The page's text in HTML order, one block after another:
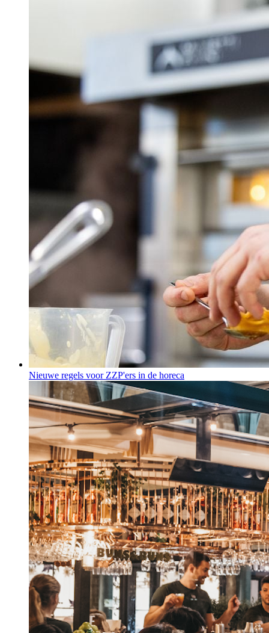
Nieuwe regels voor ZZP'ers in de horeca